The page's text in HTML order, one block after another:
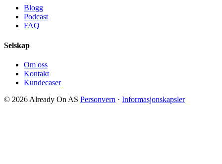
Blogg
Podcast
FAQ
Selskap
Om oss
Kontakt
Kundecaser
© 2026 Already On AS Personvern · Informasjonskapsler